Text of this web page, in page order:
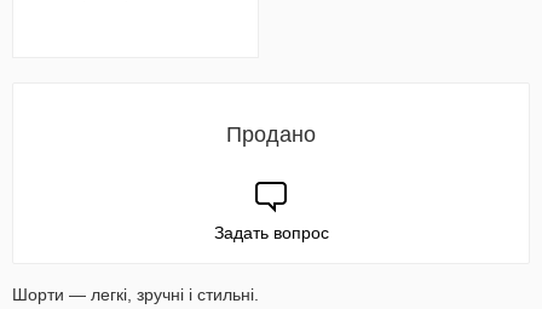
Продано
Задать вопрос
Шорти — легкі, зручні і стильні.